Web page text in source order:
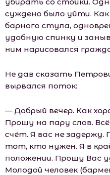
суждено было уйти.
барного стула,
удобную спинку и
ним нарисовался
Не дав сказать
вырвался поток:
— Добрый вечер. Как
Прошу на пару слов.
счёт. Я вас не задержу.
тот, кто нужен. Я в
положении. Прошу Вас
Молодой человек